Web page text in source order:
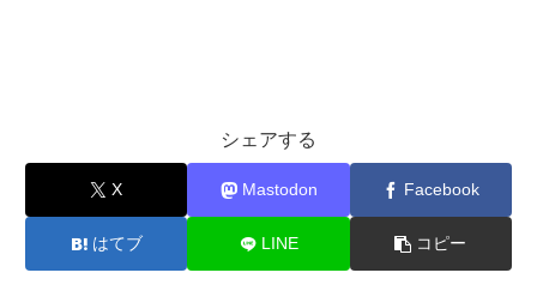
シェアする
X Mastodon Facebook
はてブ LINE コピー